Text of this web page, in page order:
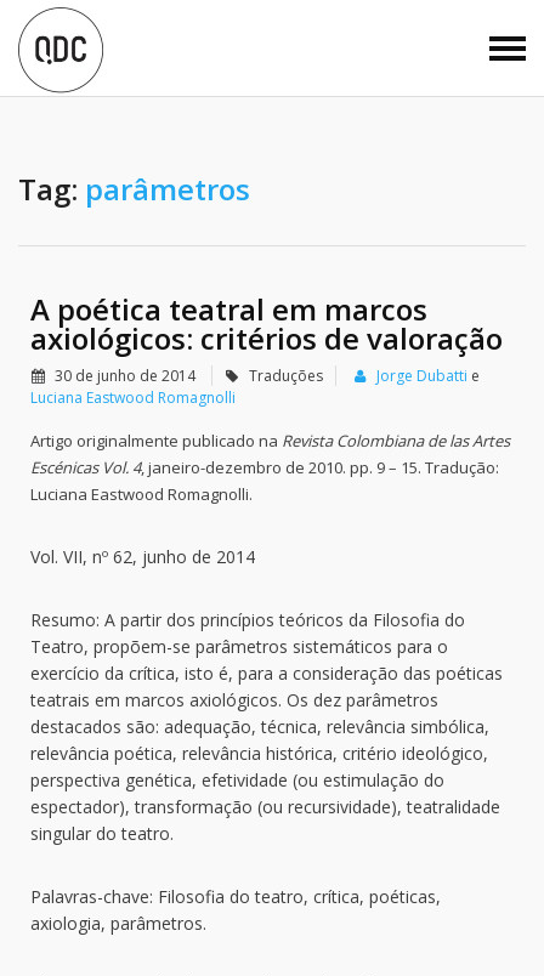
Tag: parâmetros
A poética teatral em marcos
axiológicos: critérios de valoração
30 de junho de 2014 Traduções Jorge Dubatti e
Luciana Eastwood Romagnolli
Artigo originalmente publicado na Revista Colombiana de las Artes
Escénicas Vol. 4, janeiro-dezembro de 2010. pp. 9 – 15. Tradução:
Luciana Eastwood Romagnolli.
Vol. VII, nº 62, junho de 2014
Resumo: A partir dos princípios teóricos da Filosofia do
Teatro, propõem-se parâmetros sistemáticos para o
exercício da crítica, isto é, para a consideração das poéticas
teatrais em marcos axiológicos. Os dez parâmetros
destacados são: adequação, técnica, relevância simbólica,
relevância poética, relevância histórica, critério ideológico,
perspectiva genética, efetividade (ou estimulação do
espectador), transformação (ou recursividade), teatralidade
singular do teatro.
Palavras-chave: Filosofia do teatro, crítica, poéticas,
axiologia, parâmetros.